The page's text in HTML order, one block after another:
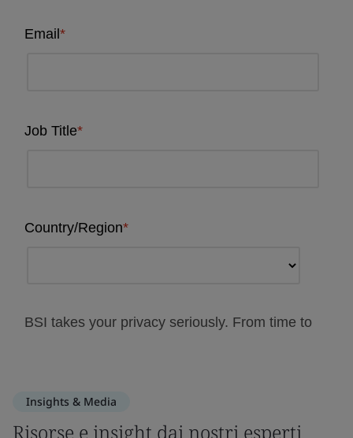
Insights & Media
Risorse e insight dai nostri esperti